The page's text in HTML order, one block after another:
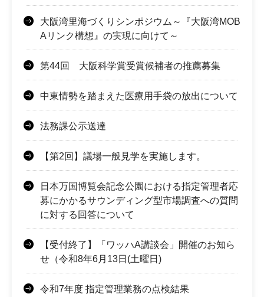
大阪湾里海づくりシンポジウム～『大阪湾MOB
Aリンク構想』の実現に向けて～
第44回 大阪科学賞受賞候補者の推薦募集
中東情勢を踏まえた医療用手袋の放出について
法務課公示送達
【第2回】議場一般見学を実施します。
日本万国博覧会記念公園における指定管理者応
募にかかるサウンディング型市場調査への質問
に対する回答について
【受付終了】「ワッハA講談会」開催のお知ら
せ（令和8年6月13日(土曜日)
令和7年度 指定管理業務の点検結果